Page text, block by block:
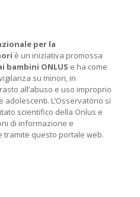
per la
è un iniziativa promossa
bambini ONLUS e ha come
su minori, in
all’abuso e uso improprio
L’Osservatorio si
scientifico della Onlus e
di informazione e
questo portale web.